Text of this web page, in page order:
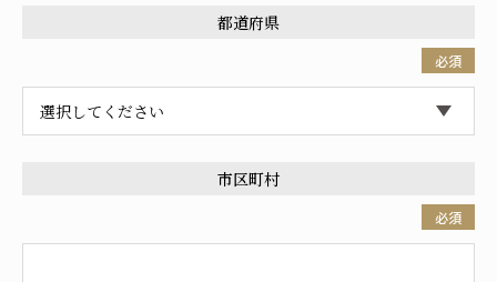
都道府県
必須
市区町村
必須